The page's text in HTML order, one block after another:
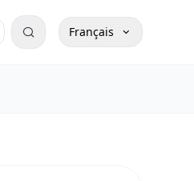
Français